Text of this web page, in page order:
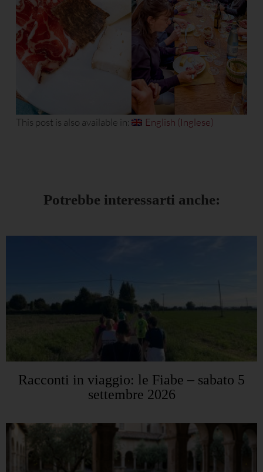
This post is also available in: English (Inglese)
Potrebbe interessarti anche:
Racconti in viaggio: le Fiabe – sabato 5
settembre 2026